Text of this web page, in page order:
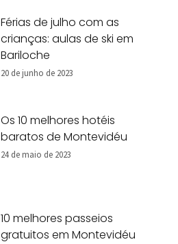
Férias de julho com as
crianças: aulas de ski em
Bariloche
20 de junho de 2023
Os 10 melhores hotéis
baratos de Montevidéu
24 de maio de 2023
10 melhores passeios
gratuitos em Montevidéu